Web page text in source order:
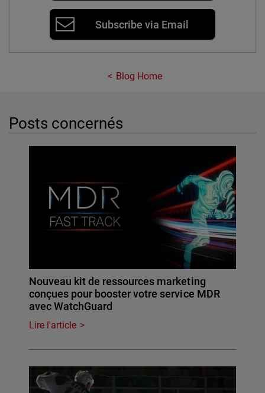
Subscribe via Email
Blog Home
Posts concernés
Nouveau kit de ressources marketing
conçues pour booster votre service MDR
avec WatchGuard
Lire l'article